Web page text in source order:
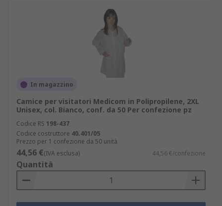
In magazzino
Camice per visitatori Medicom in Polipropilene, 2XL
Unisex, col. Bianco, conf. da 50 Per confezione pz
Codice RS 198-437
Codice costruttore 40.401/05
Prezzo per 1 confezione da 50 unità
44,56 €(IVA esclusa) 44,56 €/confezione
Quantità